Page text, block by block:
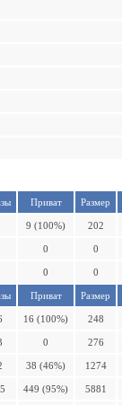
Приват Размер
9 (100%) 202
0 0
0 0
Приват Размер
16 (100%) 248
0 276
38 (46%) 1274
449 (95%) 5881